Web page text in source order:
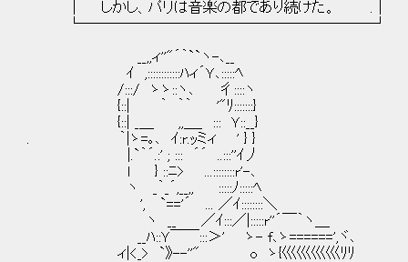
│ しかし、パリは音楽の都であり続けた。 .│
└────────────────────┘
__,,ィ''"´｀``ヽ-､__
ｲ ,::::::::::::ﾊィ´Ｙ､:::::ﾍ
/:::/ ゝゝ::ヽ､ 彳::::ヽ
{::| ｀ ｀｀ '"ﾘ:::::::}
{::| _＿ ,,＿_ ::: Ｙ::__}
. ｀|ゝ=｡､ ｲ:r.ｯミィ ' } }
|.`｀´.:' ; ::: ´´ ..:::''ｲ丿
l } ::ﾆ> ...::::::::r'-､
ヽ _｀_´,__,, :::::ﾉ:::::ﾍ
', `=='´ ... ／ｲ::::::::＼
ヽ __ ／ｲ:::／|:::::r''´￣｀ヽ＿
__ﾊ::Ｙ￣￣:::＞' ゝ- f､ゝ======',ヾ､
ィ|<_> `》--''" o ゝ{巛巛巛巛ﾘﾘ